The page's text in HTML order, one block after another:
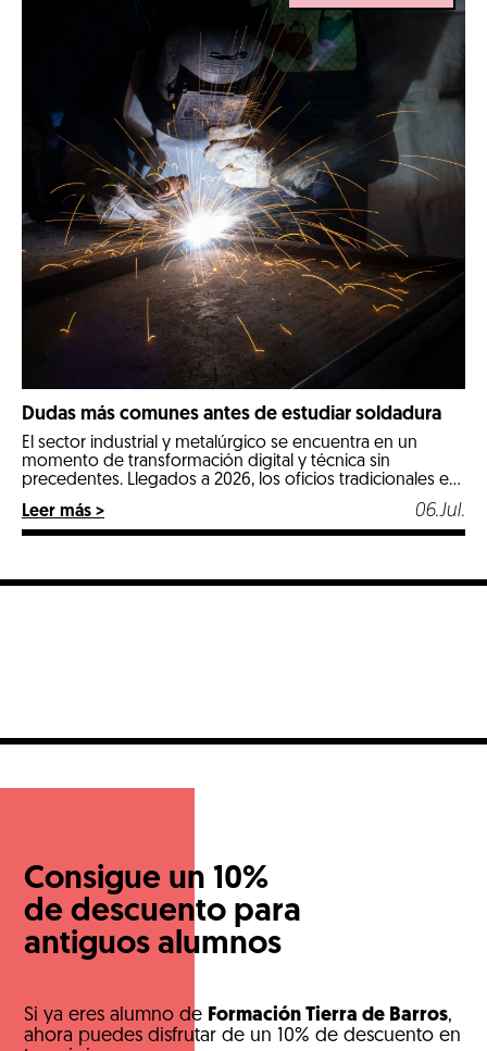
Dudas más comunes antes de estudiar soldadura
El sector industrial y metalúrgico se encuentra en un
momento de transformación digital y técnica sin
precedentes. Llegados a 2026, los oficios tradicionales e
opciones más estables, seguras y mejor remuneradas del
mercado laboral. Entre todos ellos, la soldadura destaca
Leer más > 06.Jul.
Consigue un 10%
de descuento para
antiguos alumnos
Si ya eres alumno de Formación Tierra de Barros,
ahora puedes disfrutar de un 10% de descuento en